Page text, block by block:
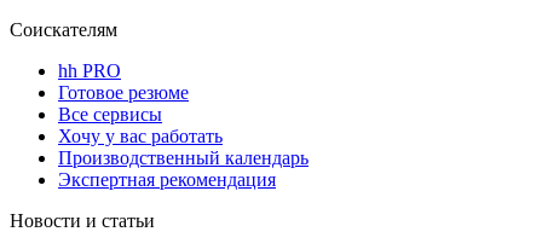
Соискателям
hh PRO
Готовое резюме
Все сервисы
Хочу у вас работать
Производственный календарь
Экспертная рекомендация
Новости и статьи